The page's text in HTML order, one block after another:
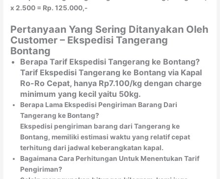
x 2.500 = Rp. 125.000,-
Pertanyaan Yang Sering Ditanyakan Oleh
Customer – Ekspedisi Tangerang
Bontang
Berapa Tarif Ekspedisi Tangerang ke Bontang?
Tarif Ekspedisi Tangerang ke Bontang via Kapal
Ro-Ro Cepat, hanya Rp7.100/kg dengan charge
minimum yang kecil yaitu 50kg.
Berapa Lama Ekspedisi Pengiriman Barang Dari
Tangerang ke Bontang?
Ekspedisi pengiriman barang dari Tangerang ke
Bontang, memiliki estimasi waktu yang relatif cepat
terhitung dari jadwal keberangkatan kapal.
Bagaimana Cara Perhitungan Untuk Menentukan Tarif
Pengiriman?